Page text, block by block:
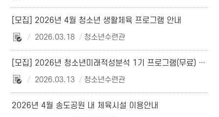
[모집] 2026년 4월 청소년 생활체육 프로그램 안내
2026.03.18
청소년수련관
[모집] 2026년 청소년미래적성분석 1기 프로그램(무료) 수강생 모집
2026.03.13
청소년수련관
2026년 4월 송도공원 내 체육시설 이용안내